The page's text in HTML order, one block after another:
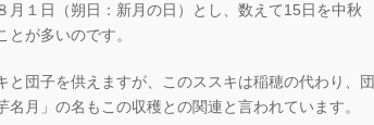
１日（朔日：新月の日）とし、数えて15日を中秋
とが多いのです。
団子を供えますが、このススキは稲穂の代わり、団
月」の名もこの収穫との関連と言われています。